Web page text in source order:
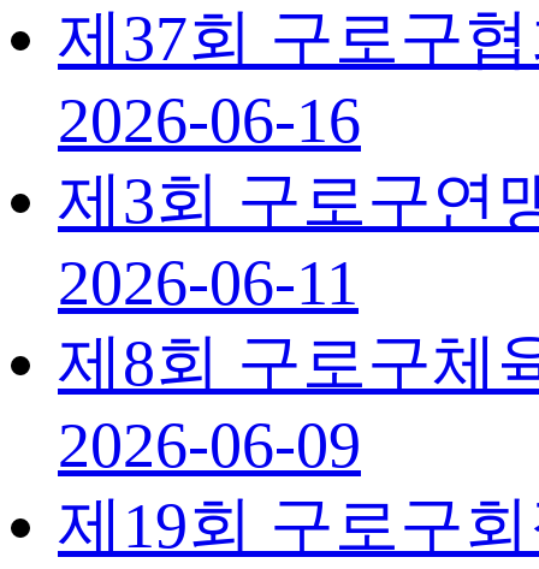
제37회 구로구
2026-06-16
제3회 구로구연
2026-06-11
제8회 구로구체
2026-06-09
제19회 구로구